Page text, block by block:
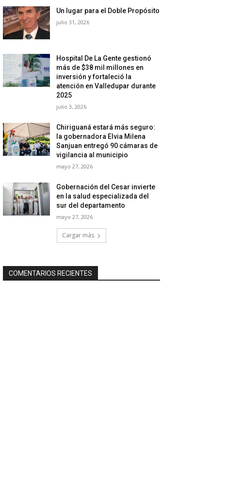
Un lugar para el Doble Propósito
julio 31, 2026
Hospital De La Gente gestionó
más de $38 mil millones en
inversión y fortaleció la
atención en Valledupar durante
2025
julio 3, 2026
Chiriguaná estará más seguro:
la gobernadora Elvia Milena
Sanjuan entregó 90 cámaras de
vigilancia al municipio
mayo 27, 2026
Gobernación del Cesar invierte
en la salud especializada del
sur del departamento
mayo 27, 2026
Cargar más
COMENTARIOS RECIENTES